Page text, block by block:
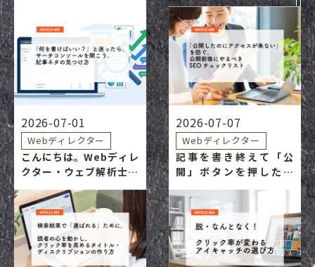
し上げます。 さて、この
たび株式会社ノース・ヒ
ルは事業承継に行い、令
和8年7月1日付で代表取
締役を西村和志に代わ…
2026-07-07
Webディレクター
記事を書き終えて「公
開」ボタンを押した瞬
た〜！」とホッとします
よね。でも実は、公開は
ゴールじゃなくて、公開
こそが本当のスタートラ
インなんです。一生懸命
2026-07-01
Webディレクター
こんにちは。Webディレ
クター・ウェブ解析士の
ろ更新しなきゃ……で
も、何を書けばいいかわ
からない」 そんなとき、
ついつい「なんとなく書
けそうなこと」や「競合